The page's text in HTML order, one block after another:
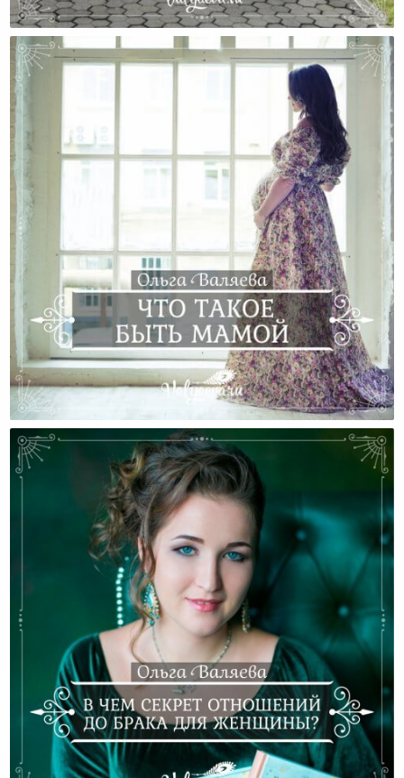
Невыдуманная История
Cчастье Быть Мамой